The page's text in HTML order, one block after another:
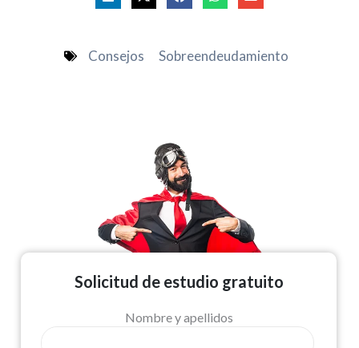
Consejos Sobreendeudamiento
Solicitud de estudio gratuito
Nombre y apellidos